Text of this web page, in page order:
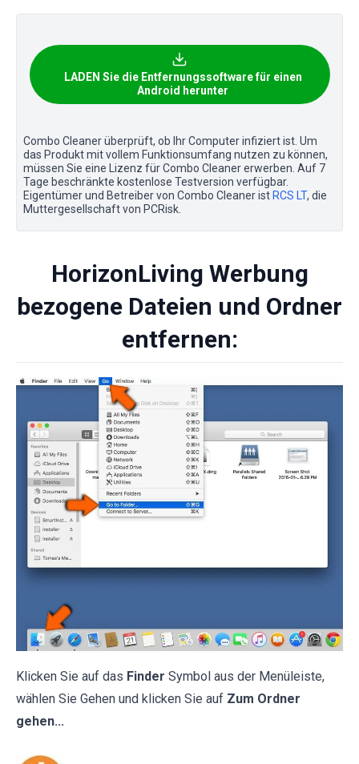
LADEN Sie die Entfernungssoftware für einen
Android herunter
Combo Cleaner überprüft, ob Ihr Computer infiziert ist. Um
das Produkt mit vollem Funktionsumfang nutzen zu können,
müssen Sie eine Lizenz für Combo Cleaner erwerben. Auf 7
Tage beschränkte kostenlose Testversion verfügbar.
Eigentümer und Betreiber von Combo Cleaner istRCS LT, die
Muttergesellschaft von PCRisk.
HorizonLiving Werbung
bezogene Dateien und Ordner
entfernen:
Klicken Sie auf das Finder Symbol aus der Menüleiste,
wählen Sie Gehen und klicken Sie auf Zum Ordner
gehen...